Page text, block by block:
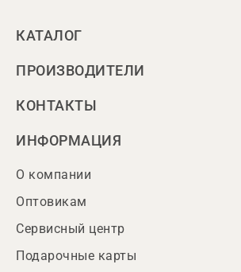
КАТАЛОГ
ПРОИЗВОДИТЕЛИ
КОНТАКТЫ
ИНФОРМАЦИЯ
О компании
Оптовикам
Сервисный центр
Подарочные карты